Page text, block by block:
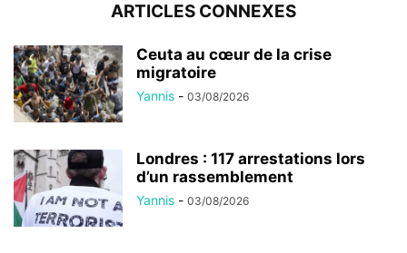
ARTICLES CONNEXES
Ceuta au cœur de la crise
migratoire
Yannis - 03/08/2026
Londres : 117 arrestations lors
d’un rassemblement
Yannis - 03/08/2026